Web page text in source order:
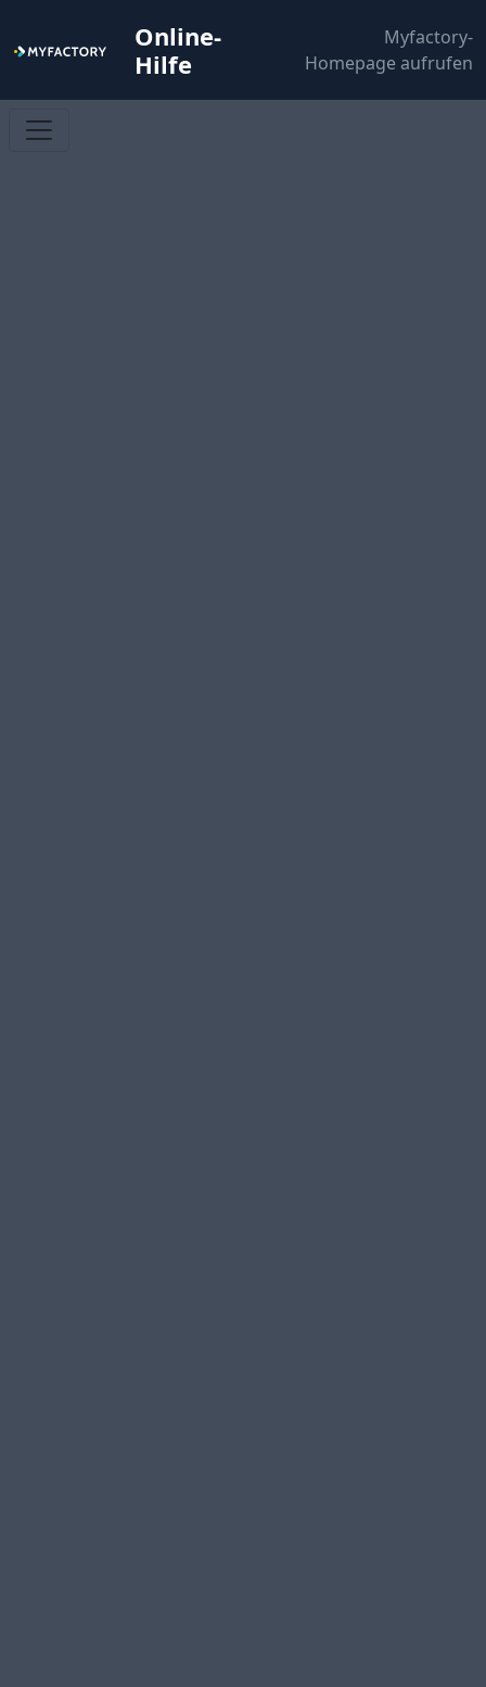
Online-
Hilfe
Myfactory-
Homepage aufrufen